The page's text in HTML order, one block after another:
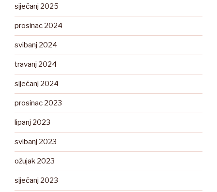
siječanj 2025
prosinac 2024
svibanj 2024
travanj 2024
siječanj 2024
prosinac 2023
lipanj 2023
svibanj 2023
ožujak 2023
siječanj 2023